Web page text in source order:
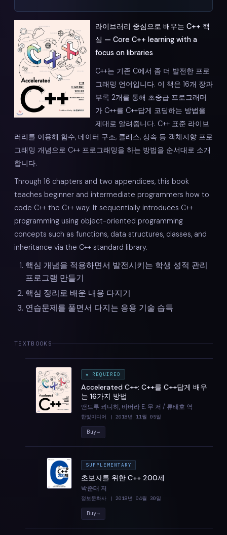
라이브러리 중심으로 배우는 C++ 핵
심 — Core C++ learning with a
focus on libraries
C++는 기존 C에서 좀 더 발전한 프로
그래밍 언어입니다. 이 책은 16개 장과
부록 2개를 통해 초중급 프로그래머
가 C++를 C++답게 코딩하는 방법을
제대로 알려줍니다. C++ 표준 라이브
러리를 이용해 함수, 데이터 구조, 클래스, 상속 등 객체지향 프로
그래밍 개념으로 C++ 프로그래밍을 하는 방법을 순서대로 소개
합니다.
Through 16 chapters and two appendices, this book
teaches beginner and intermediate programmers how to
code C++ the C++ way. It sequentially introduces C++
programming using object-oriented programming
concepts such as functions, data structures, classes, and
inheritance via the C++ standard library.
핵심 개념을 적용하면서 발전시키는 학생 성적 관리
프로그램 만들기
핵심 정리로 배운 내용 다지기
연습문제를 풀면서 다지는 응용 기술 습득
TEXTBOOKS
★ REQUIRED
Accelerated C++: C++를 C++답게 배우
는 16가지 방법
앤드루 쾨니히, 바버라 E. 무 저 / 류태호 역
한빛미디어 | 2018년 11월 05일
Buy→
SUPPLEMENTARY
초보자를 위한 C++ 200제
박준태 저
정보문화사 | 2018년 04월 30일
Buy→